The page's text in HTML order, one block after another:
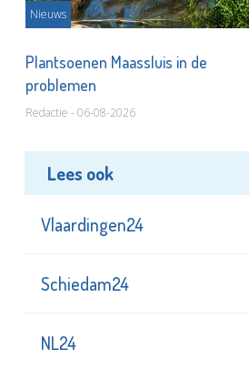
Nieuws
Plantsoenen Maassluis in de
problemen
Redactie - 06-08-2026
Lees ook
Vlaardingen24
Schiedam24
NL24